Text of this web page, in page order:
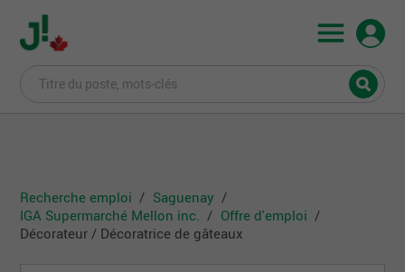
Recherche emploi
Saguenay
IGA Supermarché Mellon inc.
Offre d'emploi
Décorateur / Décoratrice de gâteaux